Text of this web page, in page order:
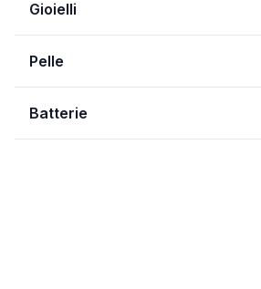
Gioielli
Pelle
Batterie